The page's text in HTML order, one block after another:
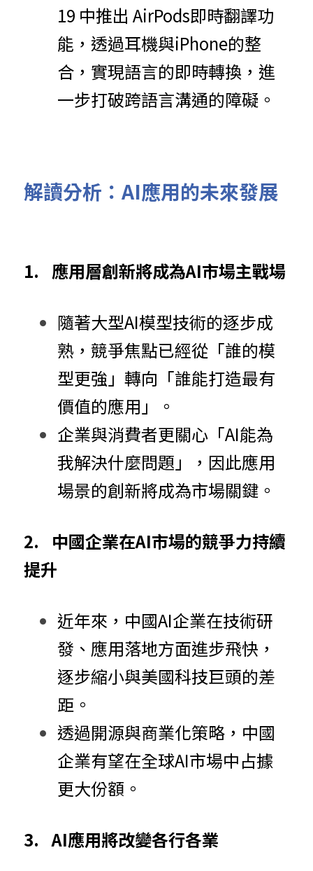
19 中推出 AirPods即時翻譯功
能，透過耳機與iPhone的整
合，實現語言的即時轉換，進
一步打破跨語言溝通的障礙。
解讀分析：AI應用的未來發展
1.	應用層創新將成為AI市場主戰場
隨著大型AI模型技術的逐步成
熟，競爭焦點已經從「誰的模
型更強」轉向「誰能打造最有
價值的應用」。
企業與消費者更關心「AI能為
我解決什麼問題」，因此應用
場景的創新將成為市場關鍵。
2.	中國企業在AI市場的競爭力持續
提升
近年來，中國AI企業在技術研
發、應用落地方面進步飛快，
逐步縮小與美國科技巨頭的差
距。
透過開源與商業化策略，中國
企業有望在全球AI市場中占據
更大份額。
3.	AI應用將改變各行各業